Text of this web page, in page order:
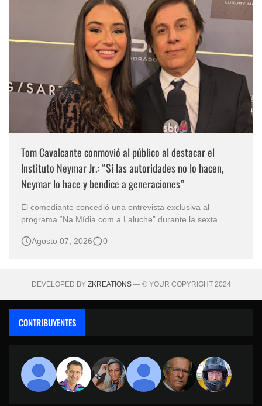
Tom Cavalcante conmovió al público al destacar el
Instituto Neymar Jr.: “Si las autoridades no lo hacen,
Neymar lo hace y bendice a generaciones”
El comediante concedió una entrevista exclusiva al
programa “Na Mídia com a Laluche” durante la sexta
eventos benéficos más importantes de Brasil. En medio del
Agosto 07, 2026 0
DEVELOPED BY ZKREATIONS— © YOUR COPYRIGHT 2024
CONTRIBUYENTES